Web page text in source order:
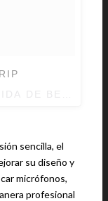
sencilla, el
su diseño y
micrófonos,
profesional